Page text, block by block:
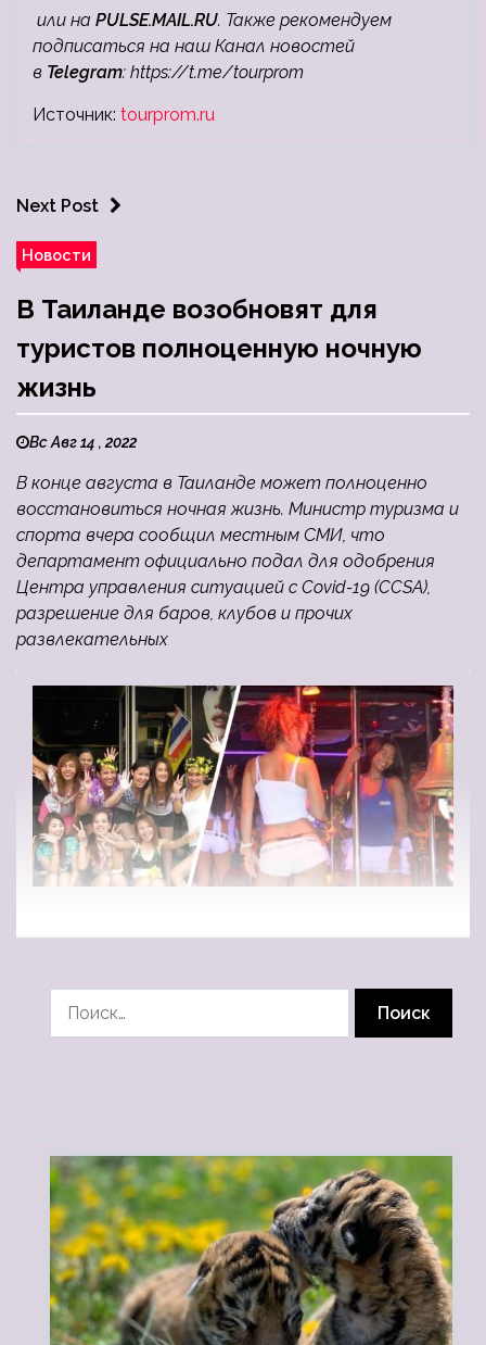
или на PULSE.MAIL.RU. Также рекомендуем
подписаться на наш Канал новостей
в Telegram: https://t.me/tourprom
Источник: tourprom.ru
Next Post
Новости
В Таиланде возобновят для
туристов полноценную ночную
жизнь
Вс Авг 14 , 2022
В конце августа в Таиланде может полноценно
восстановиться ночная жизнь. Министр туризма и
спорта вчера сообщил местным СМИ, что
департамент официально подал для одобрения
Центра управления ситуацией с Covid-19 (CCSA),
разрешение для баров, клубов и прочих
развлекательных